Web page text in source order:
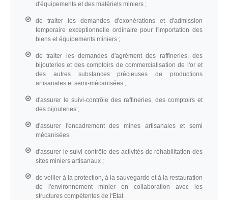
d'équipements et des matériels miniers ;
de traiter les demandes d'exonérations et d'admission
temporaire exceptionnelle ordinaire pour l'importation des
biens et équipements miniers ;
de traiter les demandes d'agrément des raffineries, des
bijouteries et des comptoirs de commercialisation de l'or et
des autres substances précieuses de productions
artisanales et semi-mécanisées ,
d'assurer le suivi-contrôle des raffineries, des comptoirs et
des bijouteries ;
d'assurer l'encadrement des mines artisanales et semi
mécanisées
d'assurer le suivi-contrôle des activités de réhabilitation des
sites miniers artisanaux ;
de veiller à la protection, à la sauvegarde et à la restauration
de l'environnement minier en collaboration avec les
structures compétentes de l'Etat